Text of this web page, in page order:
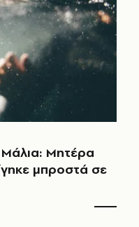
Μητέρα
μπροστά σε